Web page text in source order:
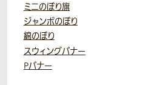
ミニのぼり旗
ジャンボのぼり
綿のぼり
スウィングバナー
Pバナー